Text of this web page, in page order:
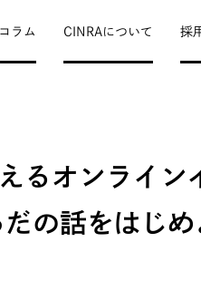
コラム CINRAについて 採
るオンライン
の話をはじめ